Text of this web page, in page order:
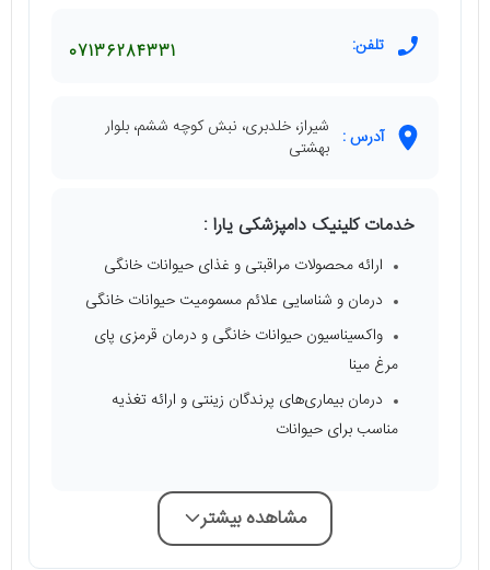
تلفن: 07136284331
آدرس : شیراز، خلدبری، نبش کوچه ششم، بلوار
بهشتی
خدمات کلینیک دامپزشکی یارا :
ارائه محصولات مراقبتی و غذای حیوانات خانگی
درمان و شناسایی علائم مسمومیت حیوانات خانگی
واکسیناسیون حیوانات خانگی و درمان قرمزی پای
مرغ مینا
درمان بیماری‌های پرندگان زینتی و ارائه تغذیه
مناسب برای حیوانات
مشاهده بیشتر